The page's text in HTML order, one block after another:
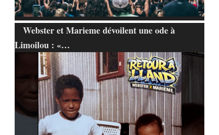
Webster et Marieme dévoilent une ode à
Limoilou : «…